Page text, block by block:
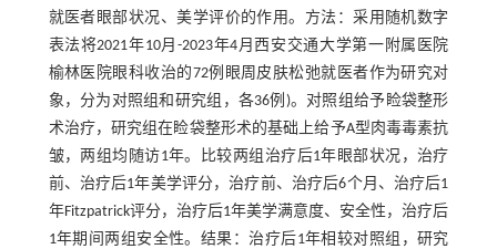
就医者眼部状况、美学评价的作用。方法：采用随机数字
表法将2021年10月-2023年4月西安交通大学第一附属医院
榆林医院眼科收治的72例眼周皮肤松弛就医者作为研究对
象，分为对照组和研究组，各36例)。对照组给予睑袋整形
术治疗，研究组在睑袋整形术的基础上给予A型肉毒毒素抗
皱，两组均随访1年。比较两组治疗后1年眼部状况，治疗
前、治疗后1年美学评分，治疗前、治疗后6个月、治疗后1
年Fitzpatrick评分，治疗后1年美学满意度、安全性，治疗后
1年期间两组安全性。结果：治疗后1年相较对照组，研究